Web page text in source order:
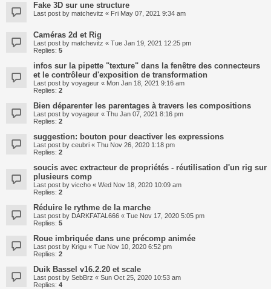
Fake 3D sur une structure
Last post by matchevitz « Fri May 07, 2021 9:34 am
Caméras 2d et Rig
Last post by matchevitz « Tue Jan 19, 2021 12:25 pm
Replies: 5
infos sur la pipette "texture" dans la fenêtre des connecteurs
et le contrôleur d'exposition de transformation
Last post by voyageur « Mon Jan 18, 2021 9:16 am
Replies: 2
Bien déparenter les parentages à travers les compositions
Last post by voyageur « Thu Jan 07, 2021 8:16 pm
Replies: 2
suggestion: bouton pour deactiver les expressions
Last post by ceubri « Thu Nov 26, 2020 1:18 pm
Replies: 2
soucis avec extracteur de propriétés - réutilisation d'un rig sur
plusieurs comp
Last post by viccho « Wed Nov 18, 2020 10:09 am
Replies: 2
Réduire le rythme de la marche
Last post by DARKFATAL666 « Tue Nov 17, 2020 5:05 pm
Replies: 5
Roue imbriquée dans une précomp animée
Last post by Krigu « Tue Nov 10, 2020 6:52 pm
Replies: 2
Duik Bassel v16.2.20 et scale
Last post by SebBrz « Sun Oct 25, 2020 10:53 am
Replies: 4